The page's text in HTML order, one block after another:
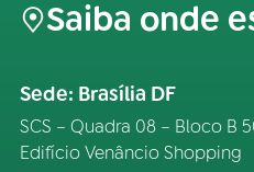
Saiba onde
Sede: Brasília DF
SCS – Quadra 08 – Bloco B
Edifício Venâncio Shopping